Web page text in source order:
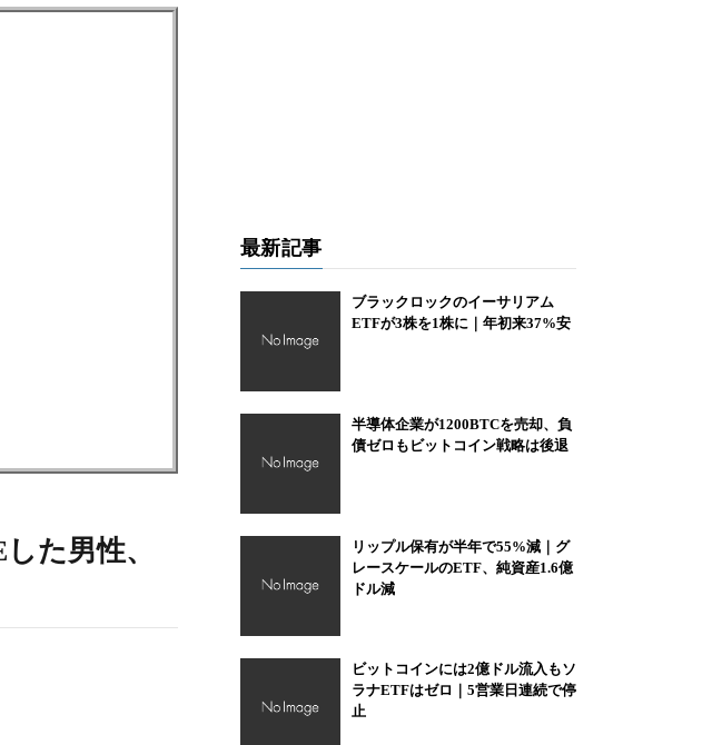
た男性、
最新記事
ブラックロックのイーサリアム
ETFが3株を1株に｜年初来37%安
半導体企業が1200BTCを売却、負
債ゼロもビットコイン戦略は後退
リップル保有が半年で55%減｜グ
レースケールのETF、純資産1.6億
ドル減
ビットコインには2億ドル流入もソ
ラナETFはゼロ｜5営業日連続で停
止